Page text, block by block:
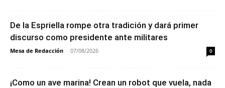
De la Espriella rompe otra tradición y dará primer
discurso como presidente ante militares
Mesa de Redacción - 07/08/2026 0
¡Como un ave marina! Crean un robot que vuela, nada